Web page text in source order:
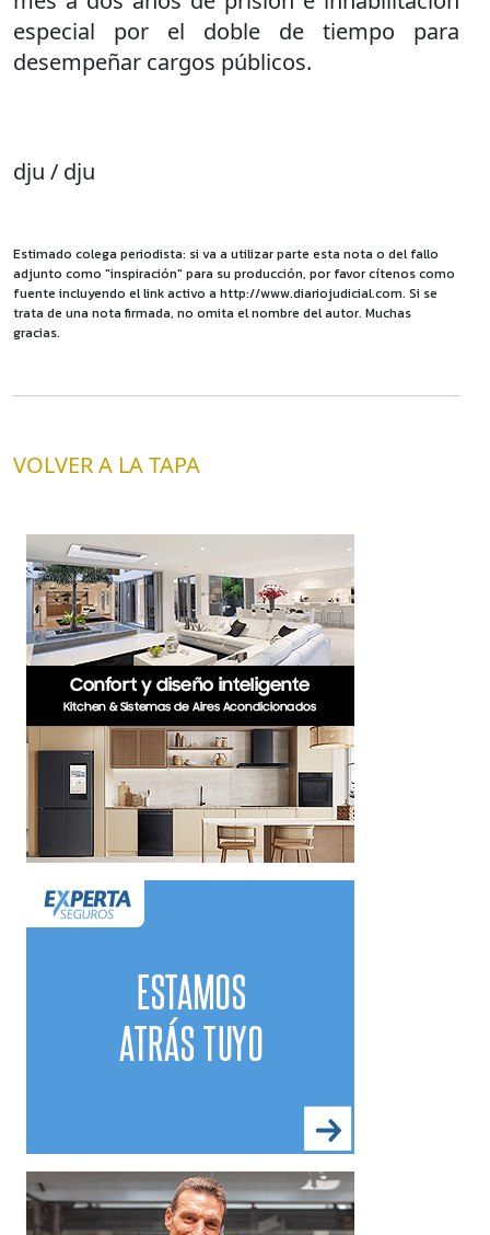
especial por el doble de tiempo para
desempeñar cargos públicos.
dju / dju
Estimado colega periodista: si va a utilizar parte esta nota o del fallo
adjunto como "inspiración" para su producción, por favor cítenos como
fuente incluyendo el link activo a http://www.diariojudicial.com. Si se
trata de una nota firmada, no omita el nombre del autor. Muchas
gracias.
VOLVER A LA TAPA